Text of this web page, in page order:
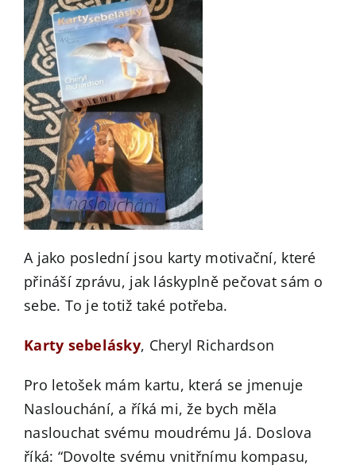
A jako poslední jsou karty motivační, které
přináší zprávu, jak láskyplně pečovat sám o
sebe. To je totiž také potřeba.
Karty sebelásky, Cheryl Richardson
Pro letošek mám kartu, která se jmenuje
Naslouchání, a říká mi, že bych měla
naslouchat svému moudrému Já. Doslova
říká: “Dovolte svému vnitřnímu kompasu,